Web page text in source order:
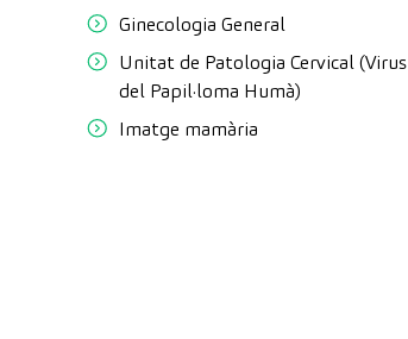
Ginecologia General
Unitat de Patologia Cervical (Virus
del Papil·loma Humà)
Imatge mamària